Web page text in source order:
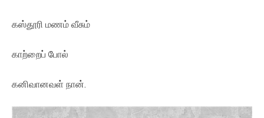
கஸ்தூரி மணம் வீசும்
காற்றைப் போல்
கனிவானவள் நான்.